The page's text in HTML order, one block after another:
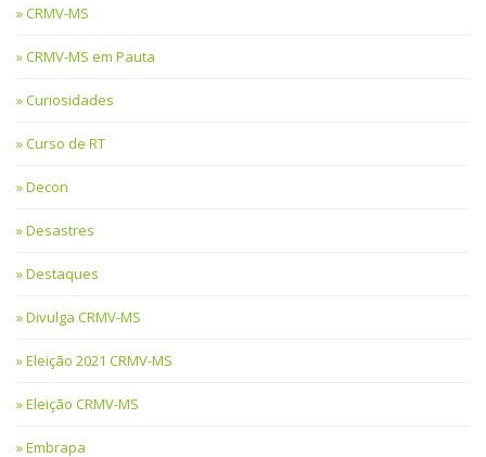
CRMV-MS
CRMV-MS em Pauta
Curiosidades
Curso de RT
Decon
Desastres
Destaques
Divulga CRMV-MS
Eleição 2021 CRMV-MS
Eleição CRMV-MS
Embrapa